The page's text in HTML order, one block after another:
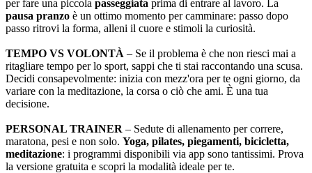
per fare una piccola passeggiata prima di entrare al lavoro. La
pausa pranzo è un ottimo momento per camminare: passo dopo
passo ritrovi la forma, alleni il cuore e stimoli la curiosità.
TEMPO VS VOLONTÀ – Se il problema è che non riesci mai a
ritagliare tempo per lo sport, sappi che ti stai raccontando una scusa.
Decidi consapevolmente: inizia con mezz'ora per te ogni giorno, da
variare con la meditazione, la corsa o ciò che ami. È una tua
decisione.
PERSONAL TRAINER – Sedute di allenamento per correre,
maratona, pesi e non solo. Yoga, pilates, piegamenti, bicicletta,
meditazione: i programmi disponibili via app sono tantissimi. Prova
la versione gratuita e scopri la modalità ideale per te.